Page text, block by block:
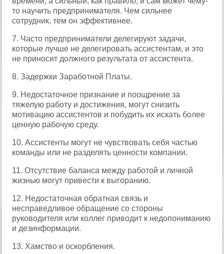
то научить предпринимателя. Чем сильнее
сотрудник, тем он эффективнее.
7. Часто предприниматели делегируют задачи,
которые лучше не делегировать ассистентам, и это
не приносит должного результата от ассистента.
8. Задержки Заработной Платы.
9. Недостаточное признание и поощрение за
тяжелую работу и достижения, могут снизить
мотивацию ассистентов и побудить их искать более
ценную рабочую среду.
10. Ассистенты могут не чувствовать себя частью
команды или не разделять ценности компании.
11. Отсутствие баланса между работой и личной
жизнью могут привести к выгоранию.
12. Недостаточная обратная связь и
несправедливое обращение со стороны
руководителя или коллег приводит к недопониманию
и дезинформации.
13. Хамство и оскорбления.